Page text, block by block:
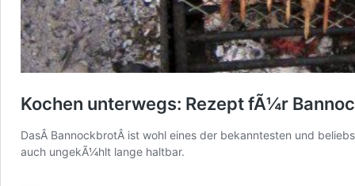
Kochen unterwegs: Rezept fÃ¼r
DasÂ BannockbrotÂ ist wohl eines der bekanntesten und
auch ungekÃ¼hlt lange haltbar.